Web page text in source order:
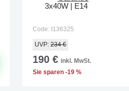
3x40W | E14
Code: I136325
UVP:234 €
190 € inkl. MwSt.
Sie sparen -19 %